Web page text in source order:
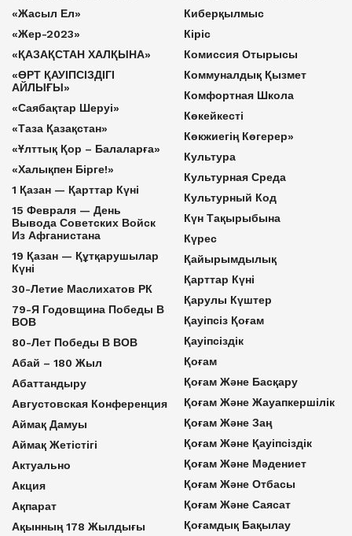
«Жасыл Ел»
«Жер-2023»
«ҚАЗАҚСТАН ХАЛҚЫНА»
«ӨРТ ҚАУІПСІЗДІГІ
АЙЛЫҒЫ»
«Саябақтар Шеруі»
«Таза Қазақстан»
«Ұлттық Қор – Балаларға»
«Халықпен Бірге!»
1 Қазан — Қарттар Күні
15 Февраля — День
Вывода Советских Войск
Из Афганистана
19 Қазан — Құтқарушылар
Күні
30-Летие Маслихатов РК
79-Я Годовщина Победы В
ВОВ
80-Лет Победы В ВОВ
Абай – 180 Жыл
Абаттандыру
Августовская Конференция
Аймақ Дамуы
Аймақ Жетістігі
Актуально
Акция
Ақпарат
Ақынның 178 Жылдығы
Киберқылмыс
Кіріс
Комиссия Отырысы
Коммуналдық Қызмет
Комфортная Школа
Көкейкесті
Көкжиегің Көгерер»
Культура
Культурная Среда
Культурный Код
Күн Тақырыбына
Күрес
Қайырымдылық
Қарттар Күні
Қарулы Күштер
Қауіпсіз Қоғам
Қауіпсіздік
Қоғам
Қоғам Және Басқару
Қоғам Және Жауапкершілік
Қоғам Және Заң
Қоғам Және Қауіпсіздік
Қоғам Және Мәдениет
Қоғам Және Отбасы
Қоғам Және Саясат
Қоғамдық Бақылау